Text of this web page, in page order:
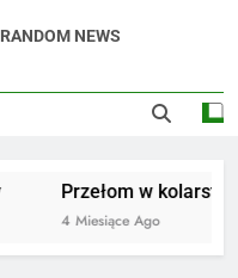
RANDOM NEWS
Przełom w kolarstwie
4 Miesiące Ago